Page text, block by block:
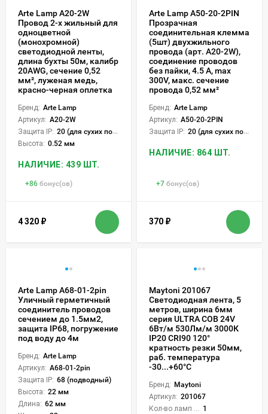
Arte Lamp A20-2W
Провод 2-х жильный для
одноцветной
(монохромной)
светодиодной ленты,
длина бухты 50м, калибр
20AWG, сечение 0,52
мм², луженая медь,
красно-черная оплетка
Бренд: Arte Lamp
Артикул: A20-2W
Защита IP: 20 (для сухих пом.)
Высота: 0.52 мм
НАЛИЧИЕ: 439 ШТ.
+86 бонус(ов)
4 320 ₽
Arte Lamp A50-20-2PIN
Прозрачная
соединительная клемма
(5шт) двухжильного
провода (арт. A20-2W),
соединение проводов
без пайки, 4.5 А, max
300V, макс. сечение
провода 0,52 мм²
Бренд: Arte Lamp
Артикул: A50-20-2PIN
Защита IP: 20 (для сухих пом.)
НАЛИЧИЕ: 864 ШТ.
+7 бонус(ов)
370 ₽
Arte Lamp A68-01-2pin
Уличный герметичный
соединитель проводов
сечением до 1.5мм2,
защита IP68, погружение
под воду до 4м
Бренд: Arte Lamp
Артикул: A68-01-2pin
Защита IP: 68 (подводный)
Высота: 22 мм
Длина: 62 мм
Maytoni 201067
Светодиодная лента, 5
метров, ширина 6мм
серия ULTRA COB 24V
6Вт/м 530Лм/м 3000К
IP20 CRI90 120°
кратность резки 50мм,
раб. температура
-30...+60°С
Бренд: Maytoni
Артикул: 201067
1